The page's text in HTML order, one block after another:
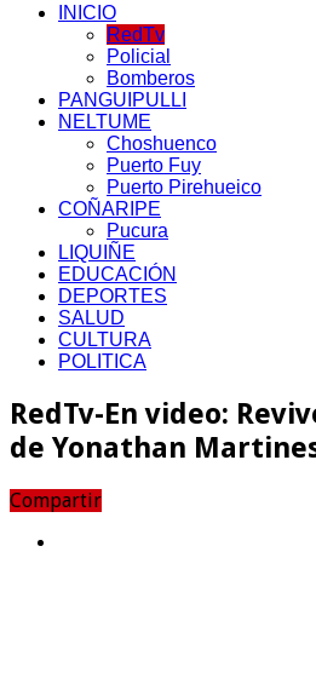
INICIO
RedTv
Policial
Bomberos
PANGUIPULLI
NELTUME
Choshuenco
Puerto Fuy
Puerto Pirehueico
COÑARIPE
Pucura
LIQUIÑE
EDUCACIÓN
DEPORTES
SALUD
CULTURA
POLITICA
RedTv-En video:
de Yonathan
Compartir